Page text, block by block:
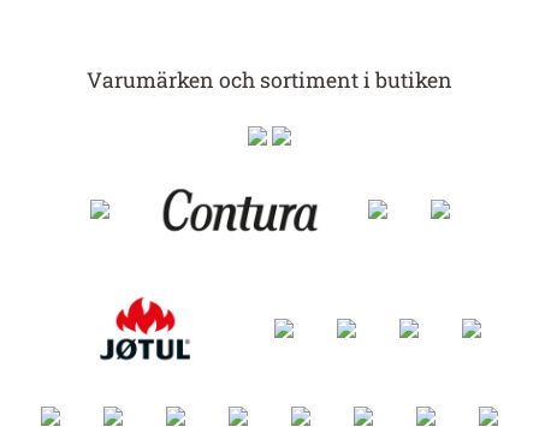
Varumärken och sortiment i butiken